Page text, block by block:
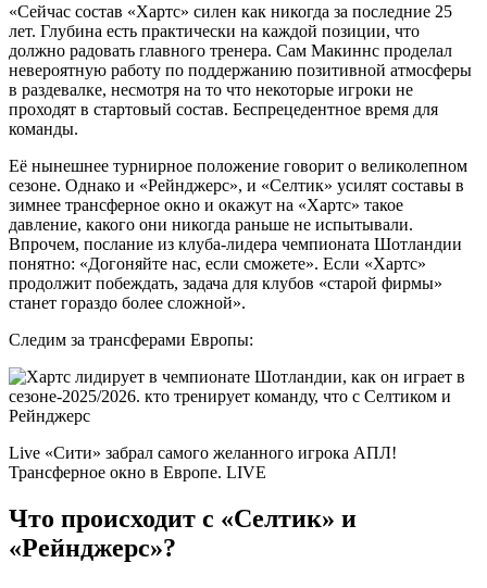
«Сейчас состав «Хартс» силен как никогда за последние 25
лет. Глубина есть практически на каждой позиции, что
должно радовать главного тренера. Сам Макиннс проделал
невероятную работу по поддержанию позитивной атмосферы
в раздевалке, несмотря на то что некоторые игроки не
проходят в стартовый состав. Беспрецедентное время для
команды.
Её нынешнее турнирное положение говорит о великолепном
сезоне. Однако и «Рейнджерс», и «Селтик» усилят составы в
зимнее трансферное окно и окажут на «Хартс» такое
давление, какого они никогда раньше не испытывали.
Впрочем, послание из клуба-лидера чемпионата Шотландии
понятно: «Догоняйте нас, если сможете». Если «Хартс»
продолжит побеждать, задача для клубов «старой фирмы»
станет гораздо более сложной».
Следим за трансферами Европы:
Live «Сити» забрал самого желанного игрока АПЛ!
Трансферное окно в Европе. LIVE
Что происходит с «Селтик» и
«Рейнджерс»?